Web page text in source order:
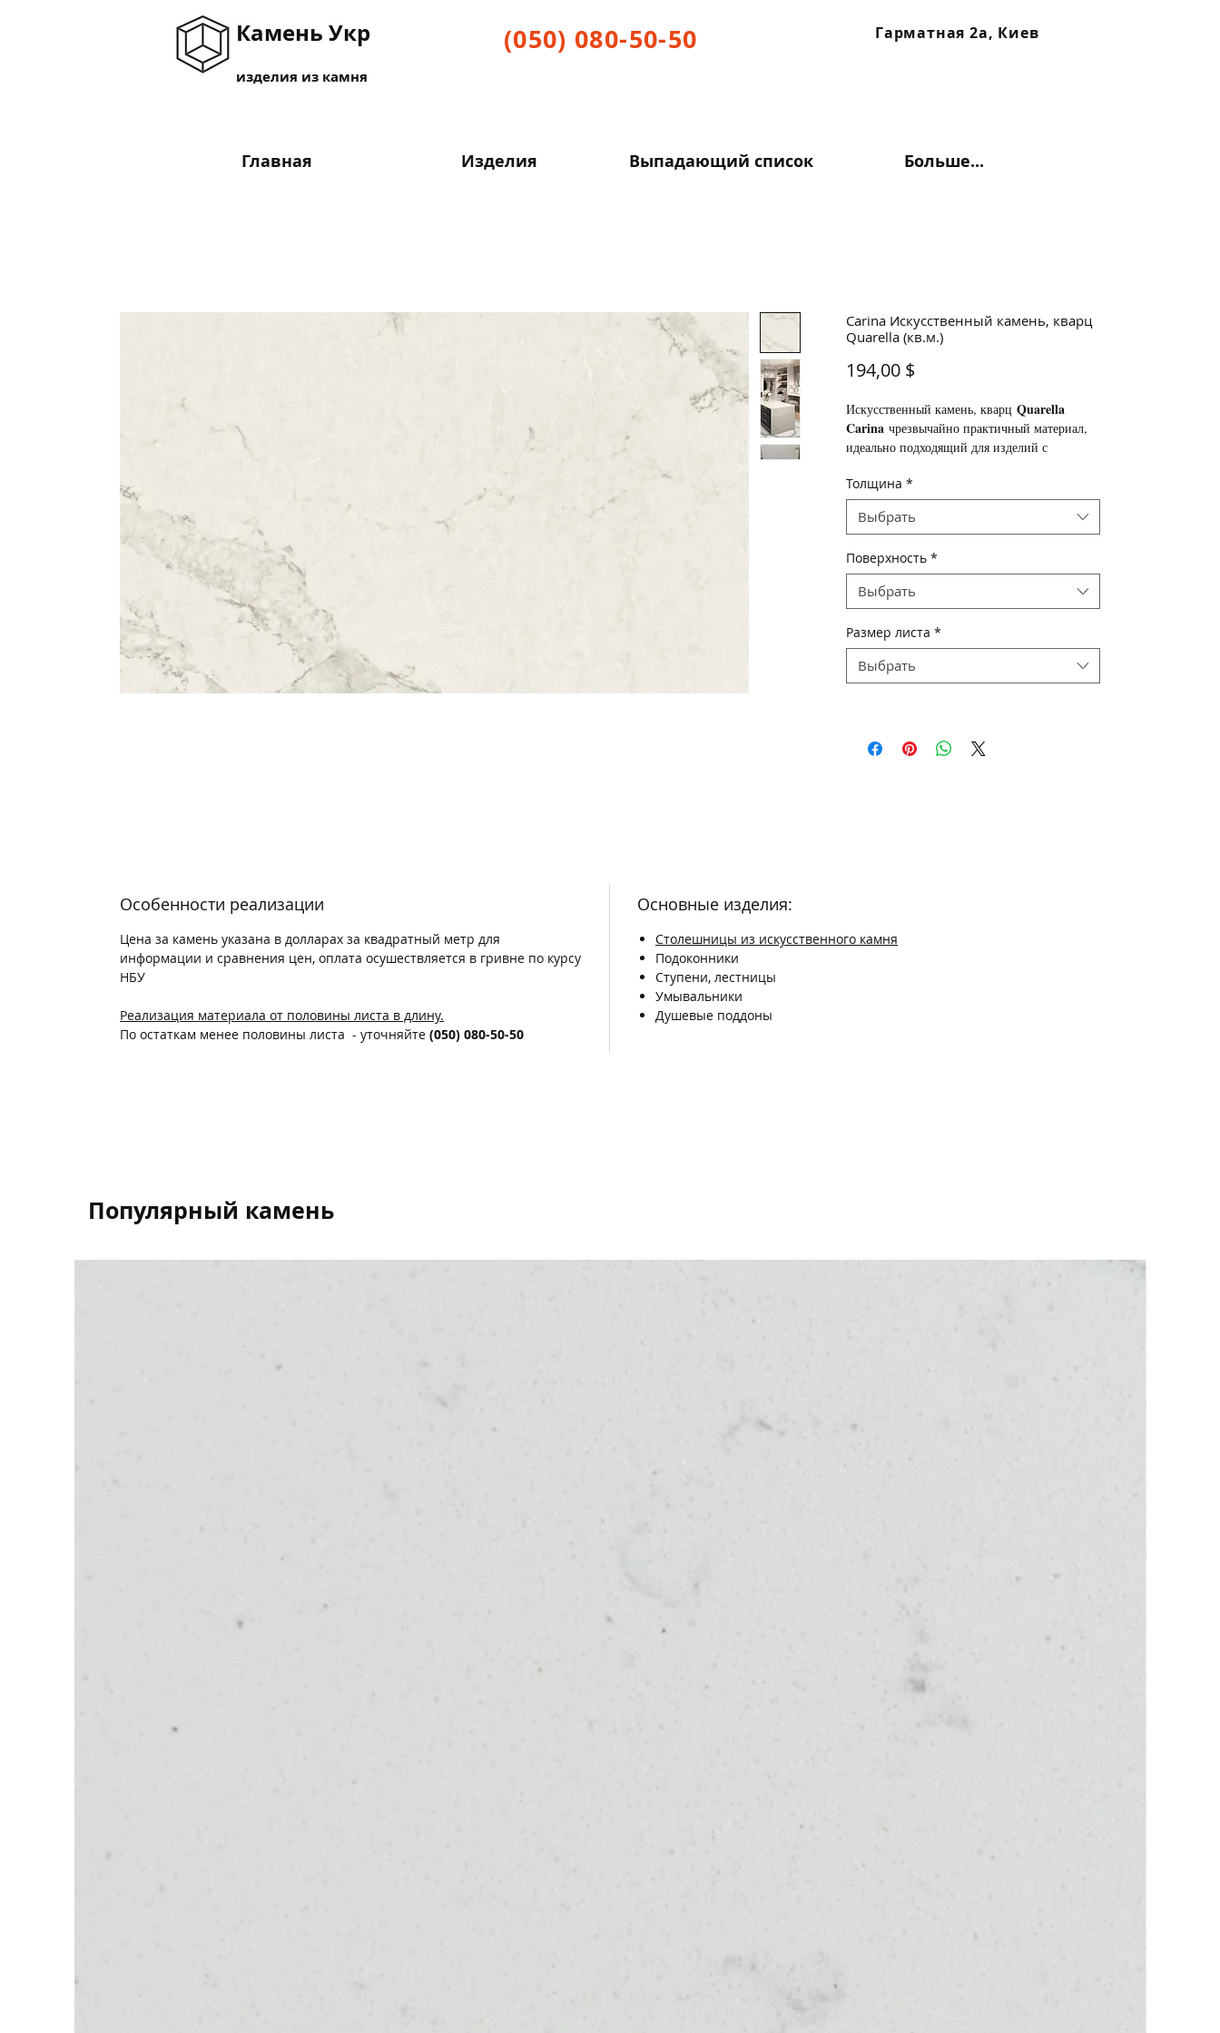
Камень Укр
изделия из камня
(050) 080-50-50 Гарматная 2а, Киев
Главная Изделия Выпадающий список Больше...
Carina Искусственный камень, кварц
Quarella (кв.м.)
194,00 $
Искусственный камень, кварц Quarella
Carina чрезвычайно практичный материал,
идеально подходящий для изделий с
износоустойчивости поверхности. Основеое
изделие -кухонные столешницы из
искусственного камня.
Толщина *
Выбрать
Поверхность *
Выбрать
Размер листа *
Выбрать
Особенности реализации
Цена за камень указана в долларах за квадратный метр для
информации и сравнения цен, оплата осушествляется в гривне по курсу
НБУ
Реализация материала от половины листа в длину.
По остаткам менее половины листа - уточняйте (050) 080-50-50
Основные изделия:
Столешницы из искусственного камня
Подоконники
Ступени, лестницы
Умывальники
Душевые поддоны
Популярный камень